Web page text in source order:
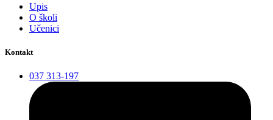
Upis
O školi
Učenici
Kontakt
037 313-197